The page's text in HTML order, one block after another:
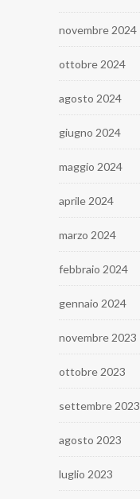
novembre 2024
ottobre 2024
agosto 2024
giugno 2024
maggio 2024
aprile 2024
marzo 2024
febbraio 2024
gennaio 2024
novembre 2023
ottobre 2023
settembre 2023
agosto 2023
luglio 2023